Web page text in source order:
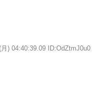
月) 04:40:39.09 ID:OdZtmJ0u0